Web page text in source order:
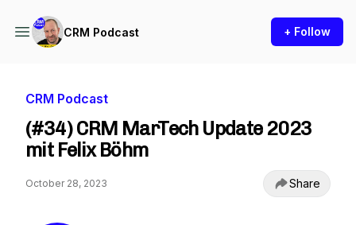
CRM Podcast + Follow
CRM Podcast
(#34) CRM MarTech Update 2023
mit Felix Böhm
October 28, 2023 Share